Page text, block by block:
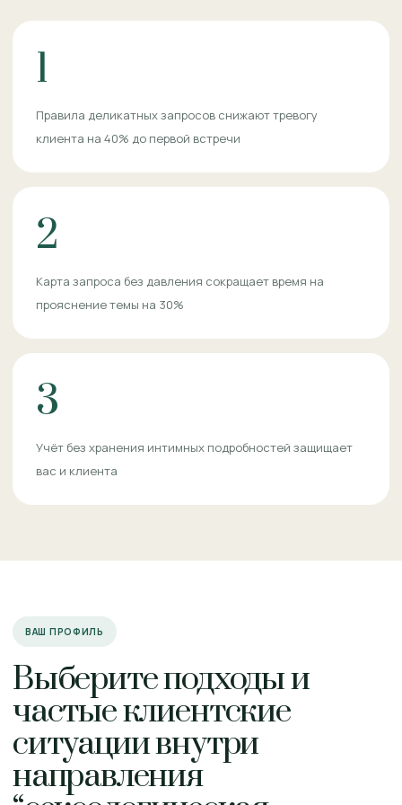
1
Правила деликатных запросов снижают тревогу
клиента на 40% до первой встречи
2
Карта запроса без давления сокращает время на
прояснение темы на 30%
3
Учёт без хранения интимных подробностей защищает
вас и клиента
ВАШ ПРОФИЛЬ
Выберите подходы и
частые клиентские
ситуации внутри
направления